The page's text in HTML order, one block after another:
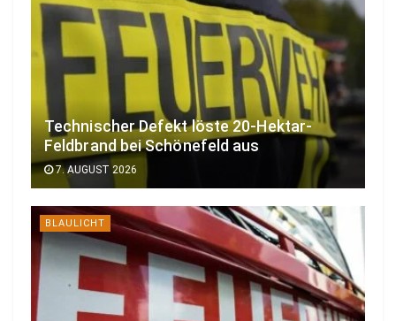
Technischer Defekt löste 20-Hektar-
Feldbrand bei Schönefeld aus
7. AUGUST 2026
BLAULICHT